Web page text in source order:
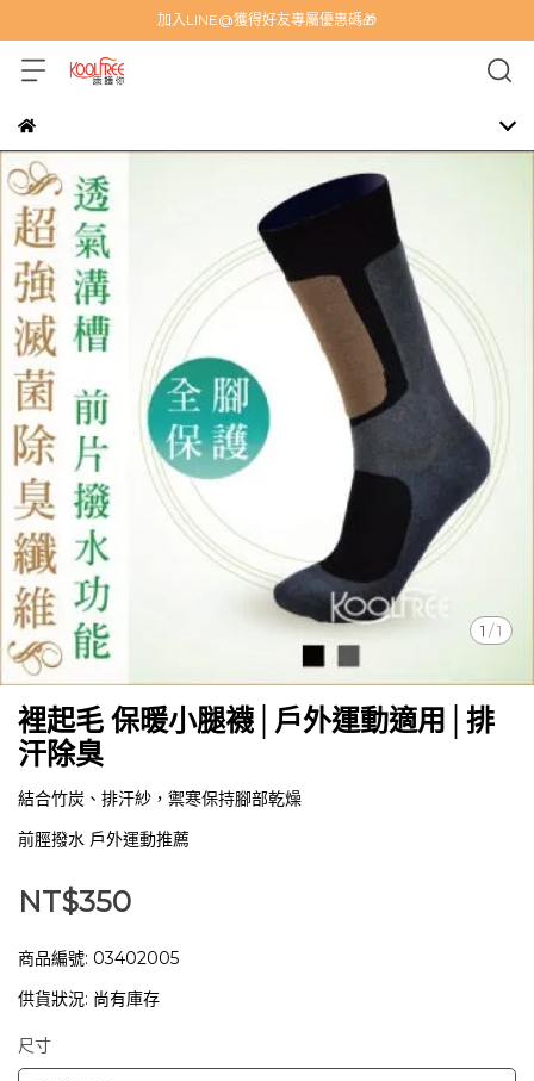
加入LINE@獲得好友專屬優惠碼🎁
1 /1
裡起毛 保暖小腿襪│戶外運動適用│排
汗除臭
結合竹炭、排汗紗，禦寒保持腳部乾燥
前脛撥水 戶外運動推薦
NT$350
商品編號: 03402005
供貨狀況: 尚有庫存
尺寸